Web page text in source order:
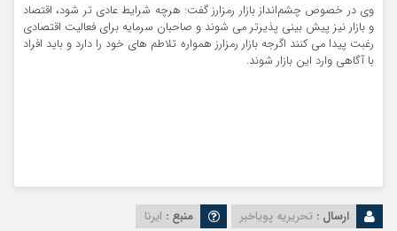
وی در خصوص چشم‌انداز بازار رمزارز گفت: هرچه شرایط عادی تر شود، اقتصاد
و بازار نیز پیش بینی پذیرتر می شوند و صاحبان سرمایه برای فعالیت اقتصادی
رغبت پیدا می کنند اگرجه بازار رمزارز همواره تلاطم های خود را دارد و باید افراد
با آگاهی وارد این بازار شوند.
ارسال : تحریریه پویاخبر منبع : ایرنا